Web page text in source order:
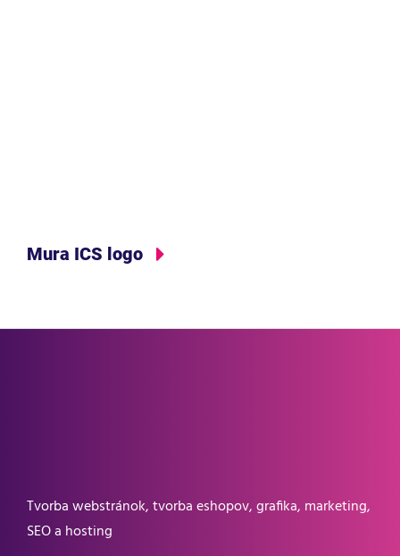
Mura ICS logo
Tvorba webstránok, tvorba eshopov, grafika, marketing,
SEO a hosting